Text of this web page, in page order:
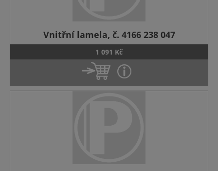
Vnitřní lamela, č. 4166 238 047
1 091 Kč